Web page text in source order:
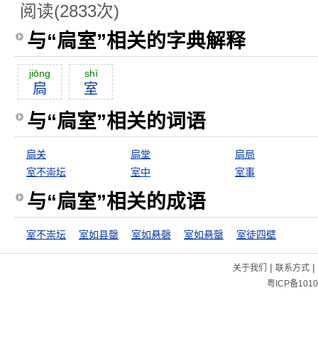
阅读(2833次)
与“扃室”相关的字典解释
jiōng
扃
shì
室
与“扃室”相关的词语
扃关 扃堂
扃局
室不崇坛
室中 室事
与“扃室”相关的成语
室不崇坛 室如县罄 室如悬磬 室如悬罄 室徒四壁
关于我们 | 联系方式|
粤ICP备